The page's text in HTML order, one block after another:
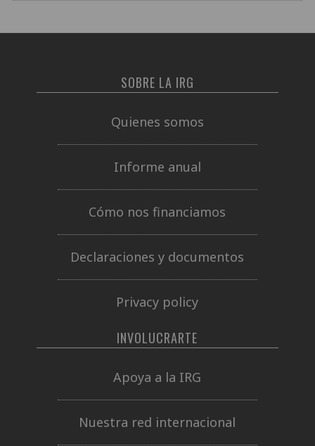
SOBRE LA IRG
Quienes somos
Informe anual
Cómo nos financiamos
Declaraciones y documentos
Privacy policy
INVOLUCRARTE
Apoya a la IRG
Nuestra red internacional